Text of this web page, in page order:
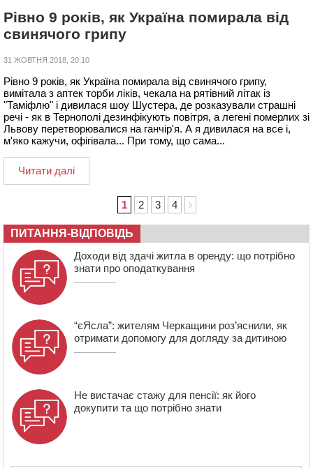
Рівно 9 років, як Україна помирала від
свинячого грипу
31 ЖОВТНЯ 2018, 20:10
Рівно 9 років, як Україна помирала від свинячого грипу,
вимітала з аптек торби ліків, чекала на рятівний літак із
"Таміфлю" і дивилася шоу Шустера, де розказували страшні
речі - як в Тернополі дезинфікують повітря, а легені померлих зі
Львову перетворювалися на ганчір'я. А я дивилася на все і,
м'яко кажучи, офігівала... При тому, що сама...
Читати далі
1 2 3 4
ПИТАННЯ-ВІДПОВІДЬ
Доходи від здачі житла в оренду: що потрібно
знати про оподаткування
“єЯсла”: жителям Черкащини роз’яснили, як
отримати допомогу для догляду за дитиною
Не вистачає стажу для пенсії: як його
докупити та що потрібно знати